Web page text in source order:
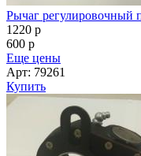
Рычаг
1220 p
600 p
Еще цены
Арт: 79261
Купить